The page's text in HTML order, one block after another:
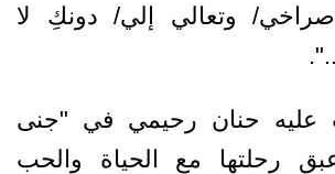
وتعالي إلي/ دونكِ لا
عليه حنان رحيمي في "جنى
رحلتها مع الحياة والحب